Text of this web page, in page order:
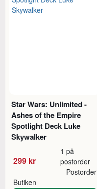
Star Wars: Unlimited -
Ashes of the Empire
Spotlight Deck Luke
Skywalker
299 kr
1 på
postorder
Butiken
Postorder